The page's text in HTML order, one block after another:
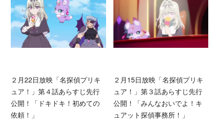
２月22日放映「名探偵プリキ
ュア！」第４話あらすじ先行
公開！「ドキドキ！初めての
依頼！」
２月15日放映「名探偵プリキ
ュア！」第３話あらすじ先行
公開！「みんなおいでよ！キ
ュアット探偵事務所！」